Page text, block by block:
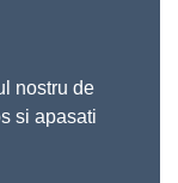
nostru de
si apasati